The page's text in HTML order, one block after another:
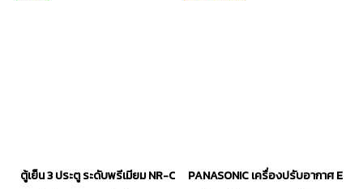
ตู้เย็น 3 ประตู ระดับพรีเมียม NR-CW530XMMT ขนาด 17.4 Q
PANASONIC เครื่องปรับอากาศ